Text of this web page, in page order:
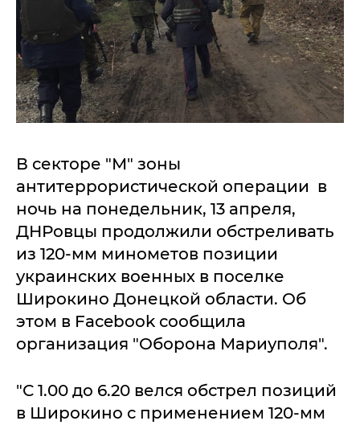
В секторе "М" зоны
антитеррористической операции в
ночь на понедельник, 13 апреля,
ДНРовцы продолжили обстреливать
из 120-мм минометов позиции
украинских военных в поселке
Широкино Донецкой области. Об
этом в Facebook сообщила
организация "Оборона Мариуполя".
"С 1.00 до 6.20 велся обстрел позиций
в Широкино с применением 120-мм